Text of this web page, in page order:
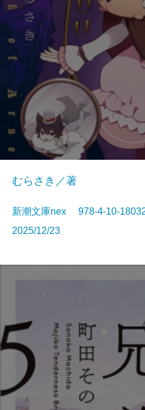
むらさき／著
新潮文庫nex 978-4-10-
2025/12/23